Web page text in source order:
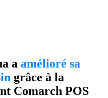
a amélioré sa
grâce à la
Comarch POS